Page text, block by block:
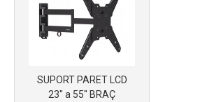
SUPORT PARET LCD
23" a 55" BRAÇ